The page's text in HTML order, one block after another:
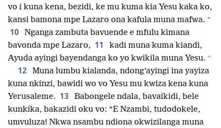
vo i kuna kena, bezidi, ke mu kuma kia Yesu kaka ko,
kansi bamona mpe Lazaro ona kafula muna mafwa. +
10
Nganga zambuta bavuende e mfulu kimana
bavonda mpe Lazaro, 11
kadi muna kuma kiandi,
Ayuda ayingi bayendanga ko yo kwikila muna Yesu. +
12
Muna lumbu kialanda, ndong’ayingi ina yayiza
kuna nkinzi, bawidi wo vo Yesu mu kwiza kena kuna
Yerusaleme. 13
Babongele ndala, bavaikidi, bele
kunkika, bakazidi oku vo: “E Nzambi, tudodokele,
umvuluza! Nkwa nsambu ndiona okwizilanga muna